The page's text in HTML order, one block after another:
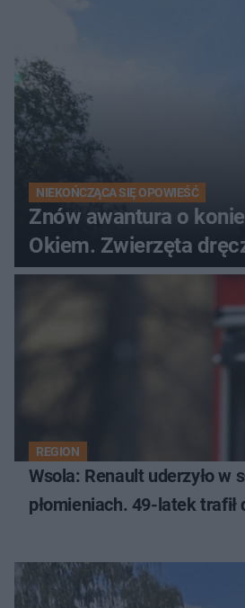
NIEKOŃCZĄCA SIĘ OPOWIEŚĆ
Znów awantura o
Okiem. Zwierzęta
REGION
Wsola: Renault uderzyło w
płomieniach. 49-latek trafił